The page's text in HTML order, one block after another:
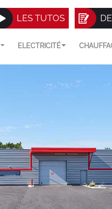
LES TUTOS
ELECTRICITÉ